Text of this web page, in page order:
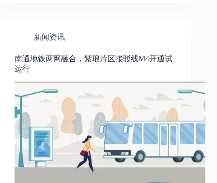
新闻资讯
南通地铁两网融合，紫琅片区接驳线M4开通试
运行